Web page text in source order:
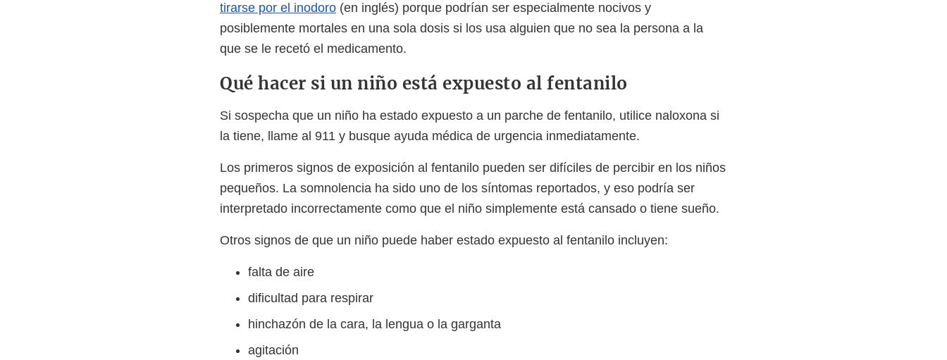
tirarse por el inodoro (en inglés) porque podrían ser especialmente nocivos y
posiblemente mortales en una sola dosis si los usa alguien que no sea la persona a la
que se le recetó el medicamento.
Qué hacer si un niño está expuesto al fentanilo
Si sospecha que un niño ha estado expuesto a un parche de fentanilo, utilice naloxona si
la tiene, llame al 911 y busque ayuda médica de urgencia inmediatamente.
Los primeros signos de exposición al fentanilo pueden ser difíciles de percibir en los niños
pequeños. La somnolencia ha sido uno de los síntomas reportados, y eso podría ser
interpretado incorrectamente como que el niño simplemente está cansado o tiene sueño.
Otros signos de que un niño puede haber estado expuesto al fentanilo incluyen:
falta de aire
dificultad para respirar
hinchazón de la cara, la lengua o la garganta
agitación